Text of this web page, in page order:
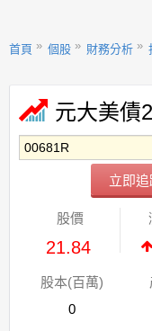
首頁 個股 財務分析
元大美債
立即追
股價
21.84
股本(百萬)
0